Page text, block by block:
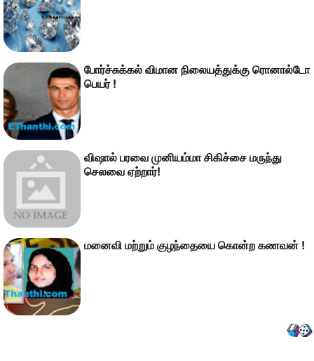
போர்ச்சுக்கல் விமான நிலையத்துக்கு ரொனால்டோ
பெயர் !
விஷால் பரவை முனியம்மா சிகிச்சை மருந்து
செலவை ஏற்றார்!
மனைவி மற்றும் குழந்தையை கொன்ற கணவன் !